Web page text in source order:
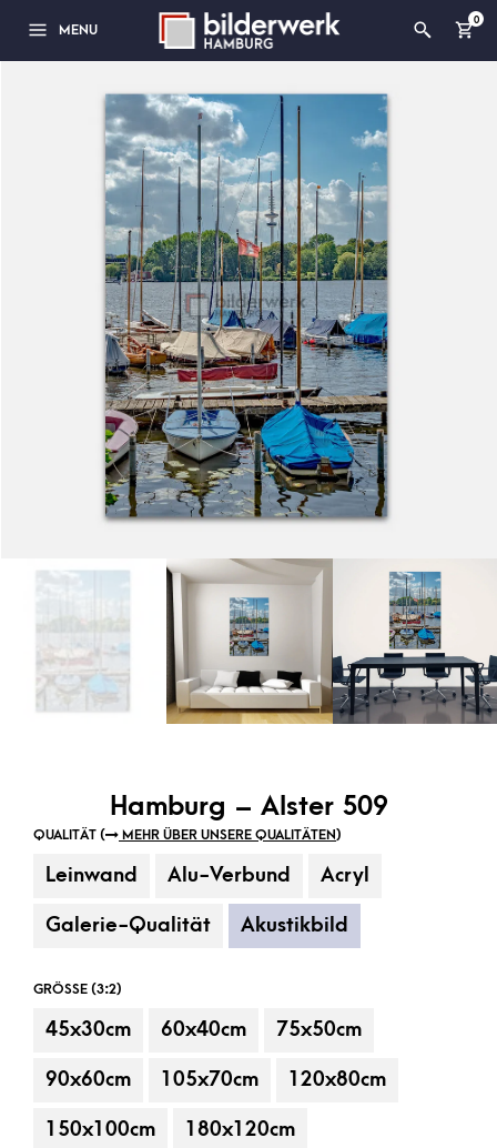
MENU
0
Hamburg – Alster 509
QUALITÄT ( MEHR ÜBER UNSERE QUALITÄTEN)
Leinwand Alu-Verbund Acryl
Galerie-Qualität Akustikbild
GRÖSSE (3:2)
45x30cm 60x40cm 75x50cm
90x60cm 105x70cm 120x80cm
150x100cm 180x120cm